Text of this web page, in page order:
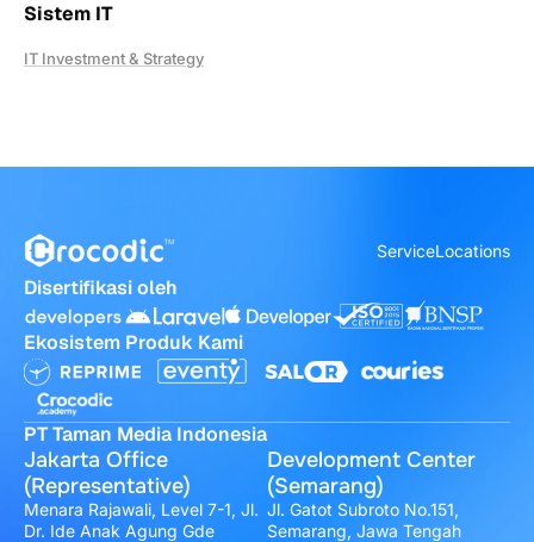
Sistem IT
IT Investment & Strategy
ServiceLocations
Disertifikasi oleh
Ekosistem Produk Kami
PT Taman Media Indonesia
Jakarta Office
(Representative)
Menara Rajawali, Level 7-1, Jl.
Dr. Ide Anak Agung Gde
Development Center
(Semarang)
Jl. Gatot Subroto No.151,
Semarang, Jawa Tengah